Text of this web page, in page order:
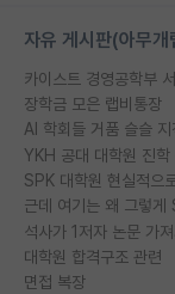
자유 게시판(아무
카이스트 경영공학부
장학금 모은 랩비통장
AI 학회들 거품 슬슬
YKH 공대 대학원 진학
SPK 대학원 현실적으
근데 여기는 왜 그렇게
석사가 1저자 논문 가
대학원 합격구조 관련
면접 복장